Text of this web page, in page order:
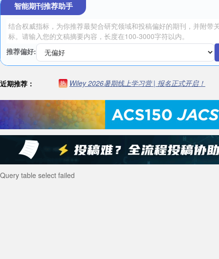
智能期刊推荐助手
推荐偏好:
近期推荐： 热 Wiley 2026暑期线上学习营 | 报名正式开启！
Query table select failed